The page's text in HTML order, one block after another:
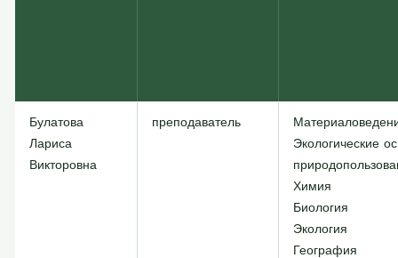
Булатова
Лариса
Викторовна
преподаватель
Экологические
Химия
Биология
Экология
География